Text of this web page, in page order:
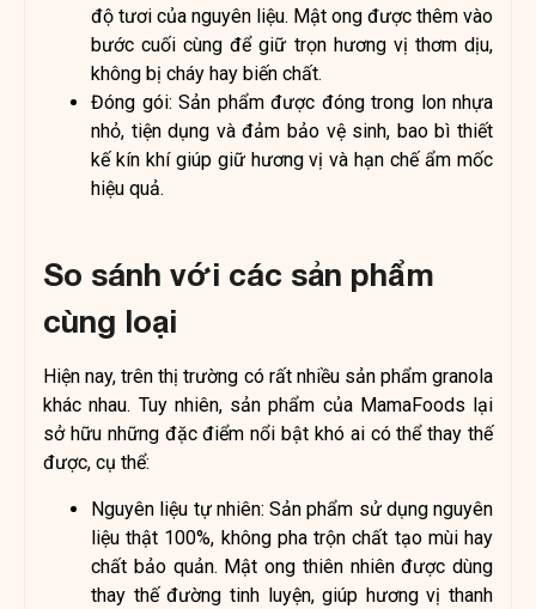
độ tươi của nguyên liệu. Mật ong được thêm vào
bước cuối cùng để giữ trọn hương vị thơm dịu,
không bị cháy hay biến chất.
Đóng gói: Sản phẩm được đóng trong lon nhựa
nhỏ, tiện dụng và đảm bảo vệ sinh, bao bì thiết
kế kín khí giúp giữ hương vị và hạn chế ẩm mốc
hiệu quả.
So sánh với các sản phẩm
cùng loại
Hiện nay, trên thị trường có rất nhiều sản phẩm granola
khác nhau. Tuy nhiên, sản phẩm của MamaFoods lại
sở hữu những đặc điểm nổi bật khó ai có thể thay thế
được, cụ thể:
Nguyên liệu tự nhiên: Sản phẩm sử dụng nguyên
liệu thật 100%, không pha trộn chất tạo mùi hay
chất bảo quản. Mật ong thiên nhiên được dùng
thay thế đường tinh luyện, giúp hương vị thanh